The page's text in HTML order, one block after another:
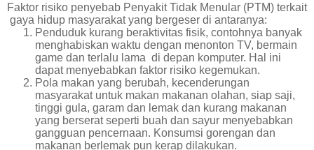
Faktor risiko penyebab Penyakit Tidak Menular (PTM) terkait
gaya hidup masyarakat yang bergeser di antaranya:
Penduduk kurang beraktivitas fisik, contohnya banyak
menghabiskan waktu dengan menonton TV, bermain
game dan terlalu lama di depan komputer. Hal ini
dapat menyebabkan faktor risiko kegemukan.
Pola makan yang berubah, kecenderungan
masyarakat untuk makan makanan olahan, siap saji,
tinggi gula, garam dan lemak dan kurang makanan
yang berserat seperti buah dan sayur menyebabkan
gangguan pencernaan. Konsumsi gorengan dan
makanan berlemak pun kerap dilakukan.